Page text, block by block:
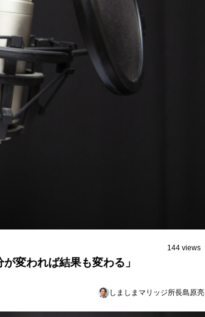
144 views
変われば結果も変わる」
しましまマリッジ所長島原亮